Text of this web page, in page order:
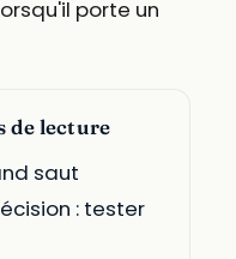
porte un
de lecture
saut
: tester